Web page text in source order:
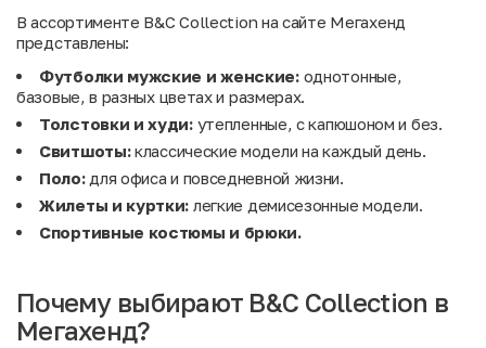
В ассортименте B&C Collection на сайте Мегахенд
представлены:
Футболки мужские и женские: однотонные,
базовые, в разных цветах и размерах.
Толстовки и худи:утепленные, с капюшоном и без.
Свитшоты:классические модели на каждый день.
Поло:для офиса и повседневной жизни.
Жилеты и куртки: легкие демисезонные модели.
Спортивные костюмы и брюки.
Почему выбирают B&C Collection в
Мегахенд?